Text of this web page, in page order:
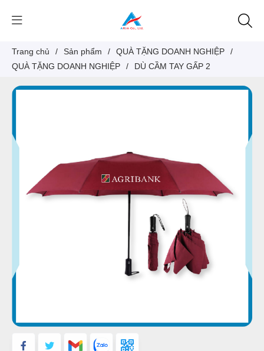
Trang chủ / Sản phẩm / QUÀ TẶNG DOANH NGHIỆP
/
QUÀ TẶNG DOANH NGHIỆP
/ DÙ CẦM TAY GẤP 2